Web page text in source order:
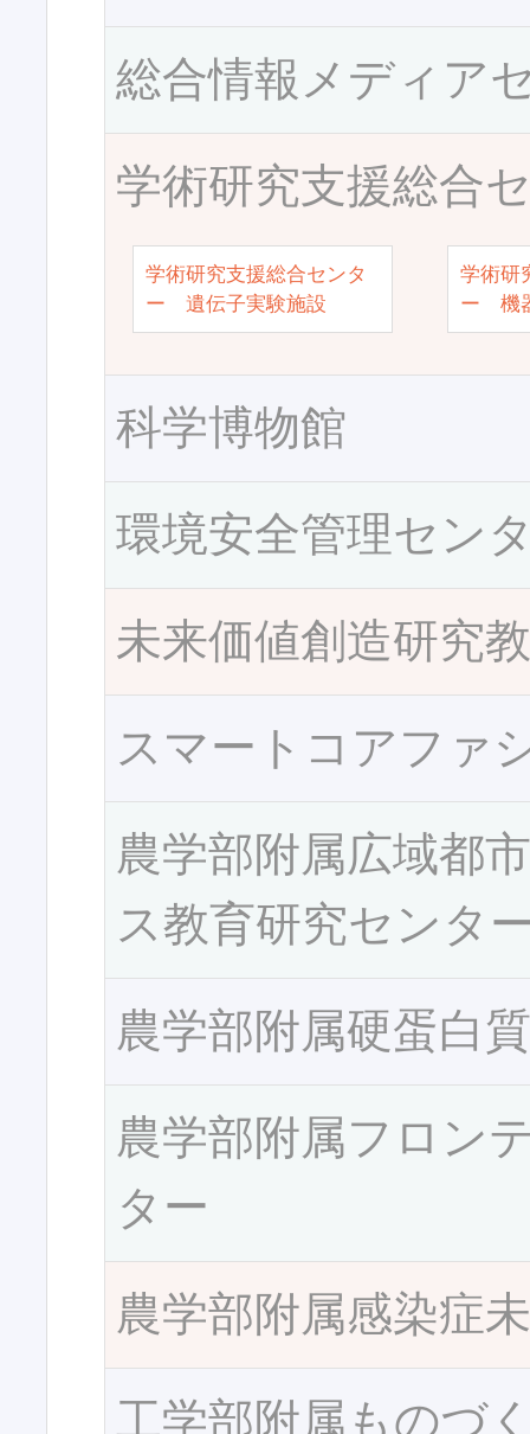
総合情報メディア
学術研究支援総合
学術研究支援総合センタ
ー 遺伝子実験施設
学術研
ー 機
科学博物館
環境安全管理セン
未来価値創造研究
スマートコアファ
農学部附属広域都
ス教育研究センタ
農学部附属硬蛋白
農学部附属フロン
ター
農学部附属感染症
工学部附属ものづ